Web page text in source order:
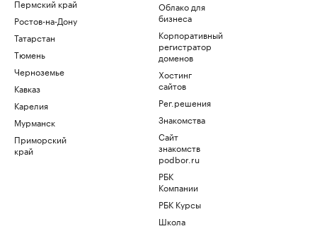
Пермский край
Ростов-на-Дону
Татарстан
Тюмень
Черноземье
Кавказ
Карелия
Мурманск
Приморский
край
Облако для
бизнеса
Корпоративный
регистратор
доменов
Хостинг
сайтов
Рег.решения
Знакомства
Сайт
знакомств
podbor.ru
РБК
Компании
РБК Курсы
Школа